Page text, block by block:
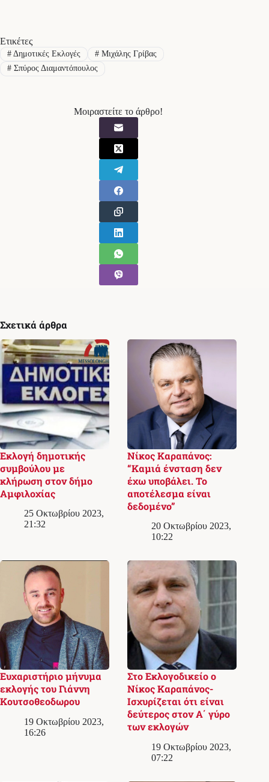
Ετικέτες
#Δημοτικές Εκλογές #Μιχάλης Γρίβας
#Σπύρος Διαμαντόπουλος
Μοιραστείτε το άρθρο!
Σχετικά άρθρα
Εκλογή δημοτικής
συμβούλου με
κλήρωση στον δήμο
Αμφιλοχίας
25 Οκτωβρίου 2023,
21:32
Νίκος Καραπάνος:
“Καμιά ένσταση δεν
έχω υποβάλει. Το
αποτέλεσμα είναι
δεδομένο”
20 Οκτωβρίου 2023,
10:22
Ευχαριστήριο μήνυμα
εκλογής του Γιάννη
Κουτσοθεοδωρου
19 Οκτωβρίου 2023,
16:26
Στο Εκλογoδικείο ο
Νίκος Καραπάνος-
Ισχυρίζεται ότι είναι
δεύτερος στον Α΄ γύρο
των εκλογών
19 Οκτωβρίου 2023,
07:22